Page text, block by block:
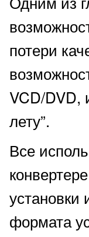
потери
VCD/DVD,
лету”.
Все
установки
формата